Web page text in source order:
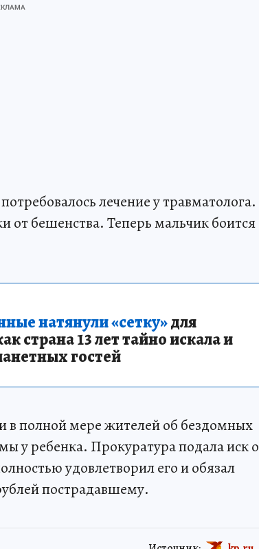
лечение у травматолога.
от бешенства. Теперь мальчик боится
натянули «сетку»для
страна 13 лет тайно искала и
гостей
в полной мере жителей об бездомных
у ребенка. Прокуратура подала иск о
удовлетворил его и обязал
пострадавшему.